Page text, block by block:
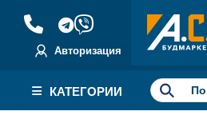
Авторизация
КАТЕГОРИИ